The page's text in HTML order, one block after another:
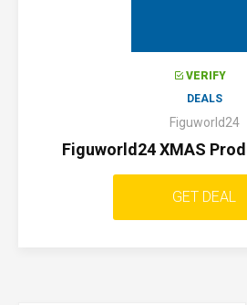
VERIFY
DEALS
Figuworld24
Figuworld24 XMAS
GET DEAL